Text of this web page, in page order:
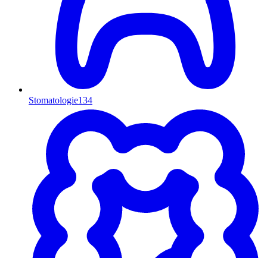
Stomatologie134